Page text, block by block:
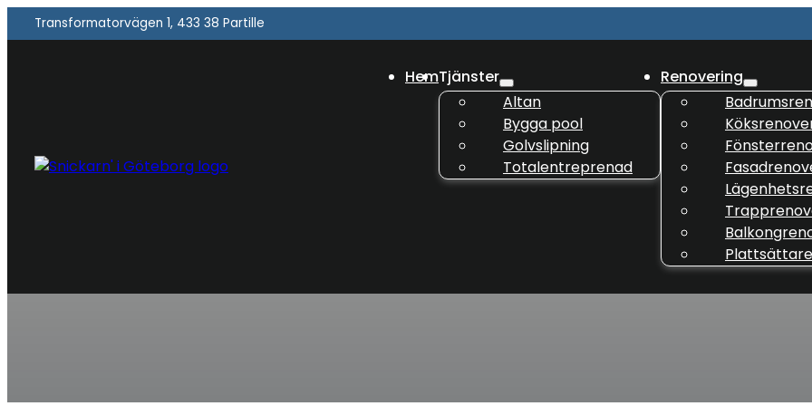
Transformatorvägen 1, 433 38 Partille
HemTjänster
Altan
Bygga pool
Golvslipning
Totalentreprenad
Renovering
Plattsättare